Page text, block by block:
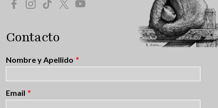
Redes Sociales
Contacto
Nombre y Apellido
Email